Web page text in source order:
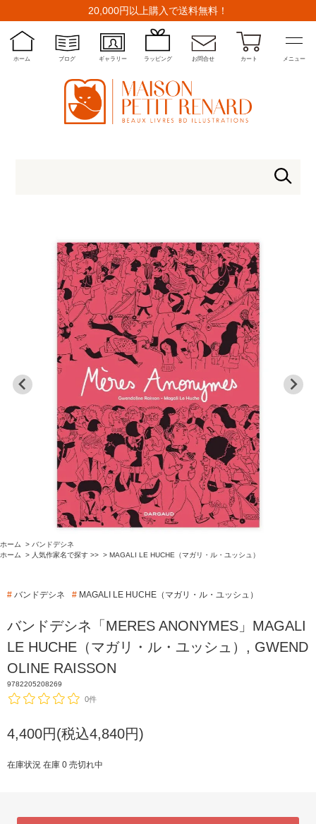
20,000円以上購入で送料無料！
ホーム ブログ ギャラリー ラッピング お問合せ カート メニュー
ホーム > バンドデシネ
ホーム
> 人気作家名で探す >> > MAGALI LE HUCHE（マガリ・ル・ユッシュ）
# バンドデシネ # MAGALI LE HUCHE（マガリ・ル・ユッシュ）
バンドデシネ「MERES ANONYMES」MAGALI
LE HUCHE（マガリ・ル・ユッシュ）, GWEND
OLINE RAISSON
9782205208269
0件
4,400円(税込4,840円)
在庫状況 在庫 0 売切れ中